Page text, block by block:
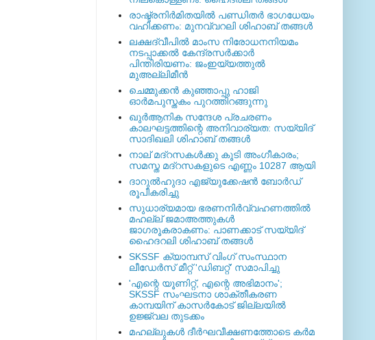
രാഷ്ട്രനിര്‍മിതയില്‍ പണ്ഡിതര്‍ ഭാഗധേയം
വഹിക്കണം: മുനവ്വറലി ശിഹാബ് തങ്ങള്‍
ലക്ഷദ്വീപില്‍ മാംസ നിരോധനനിയമം
നടപ്പാക്കല്‍ കേന്ദ്രസര്‍ക്കാര്‍
പിന്തിരിയണം: ജംഇയ്യത്തുല്‍
മുഅല്ലിമീന്‍
ചെമ്മുക്കന്‍ കുഞ്ഞാപ്പു ഹാജി
ഓര്‍മപുസ്തകം പുറത്തിറങ്ങുന്നു
ഖുര്‍ആനിക സന്ദേശ പ്രചരണം
കാലഘട്ടത്തിന്റെ അനിവാര്യത: സയ്യിദ്
സാദിഖലി ശിഹാബ് തങ്ങള്‍
നാല് മദ്‌റസകള്‍ക്കു കൂടി അംഗീകാരം;
സമസ്ത മദ്‌റസകളുടെ എണ്ണം 10287 ആയി
ദാറുല്‍ഹുദാ എജ്യുക്കേഷന്‍ ബോര്‍ഡ്
രൂപീകരിച്ചു
സുധാര്യമായ ഭരണനിര്‍വ്വഹണത്തില്‍
മഹല്ല് ജമാഅത്തുകള്‍
ജാഗരൂകരാകണം: പാണക്കാട് സയ്യിദ്
ഹൈദറലി ശിഹാബ് തങ്ങള്‍
SKSSF ക്യാമ്പസ് വിംഗ് സംസ്ഥാന
ലീഡേർസ് മീറ്റ് 'ഡിബറ്റ്' സമാപിച്ചു
'എന്റെ യൂണിറ്റ്, എന്റെ അഭിമാനം';
SKSSF സംഘടനാ ശാക്തീകരണ
കാമ്പയിന് കാസര്‍കോട് ജില്ലയില്‍
ഉജ്ജ്വല തുടക്കം
മഹല്ലുകള്‍ ദീര്‍ഘവീക്ഷണത്തോടെ കര്‍മ